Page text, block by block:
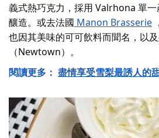
義式熱巧克力，採用 Valrhona 單
釀造。或去法國 Manon Brasserie
也因其美味的可可飲料而聞名，以及
（Newtown）。
閱讀更多： 盡情享受雪梨最誘人的